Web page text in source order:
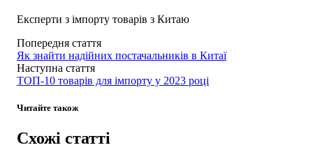
Експерти з імпорту товарів з Китаю
Попередня стаття
Як знайти надійних постачальників в Китаї
Наступна стаття
ТОП-10 товарів для імпорту у 2023 році
Читайте також
Схожі статті